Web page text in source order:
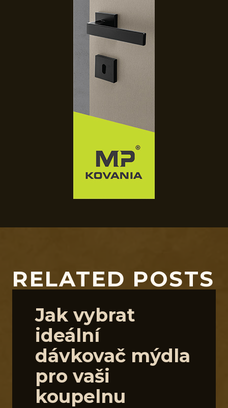
RELATED POSTS
Jak vybrat
ideální
dávkovač mýdla
pro vaši
koupelnu